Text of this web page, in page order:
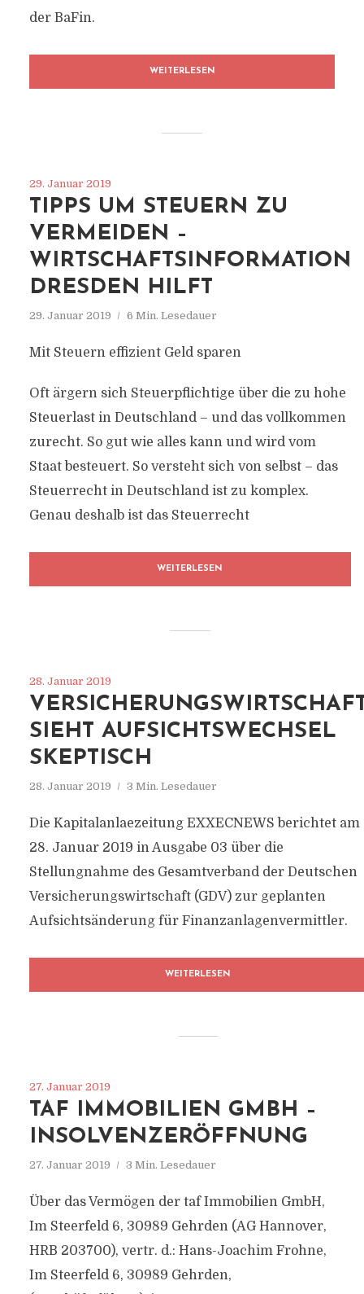
der BaFin.
WEITERLESEN
29. Januar 2019
TIPPS UM STEUERN ZU
VERMEIDEN –
WIRTSCHAFTSINFORMATION
DRESDEN HILFT
29. Januar 2019 6 Min. Lesedauer
Mit Steuern effizient Geld sparen
Oft ärgern sich Steuerpflichtige über die zu hohe
Steuerlast in Deutschland – und das vollkommen
zurecht. So gut wie alles kann und wird vom
Staat besteuert. So versteht sich von selbst – das
Steuerrecht in Deutschland ist zu komplex.
Genau deshalb ist das Steuerrecht
WEITERLESEN
28. Januar 2019
SIEHT AUFSICHTSWECHSEL
SKEPTISCH
28. Januar 2019 3 Min. Lesedauer
Die Kapitalanlaezeitung EXXECNEWS berichtet am
28. Januar 2019 in Ausgabe 03 über die
Stellungnahme des Gesamtverband der Deutschen
Versicherungswirtschaft (GDV) zur geplanten
Aufsichtsänderung für Finanzanlagenvermittler.
WEITERLESEN
27. Januar 2019
TAF IMMOBILIEN GMBH –
INSOLVENZERÖFFNUNG
27. Januar 2019 3 Min. Lesedauer
Über das Vermögen der taf Immobilien GmbH,
Im Steerfeld 6, 30989 Gehrden (AG Hannover,
HRB 203700), vertr. d.: Hans-Joachim Frohne,
Im Steerfeld 6, 30989 Gehrden,